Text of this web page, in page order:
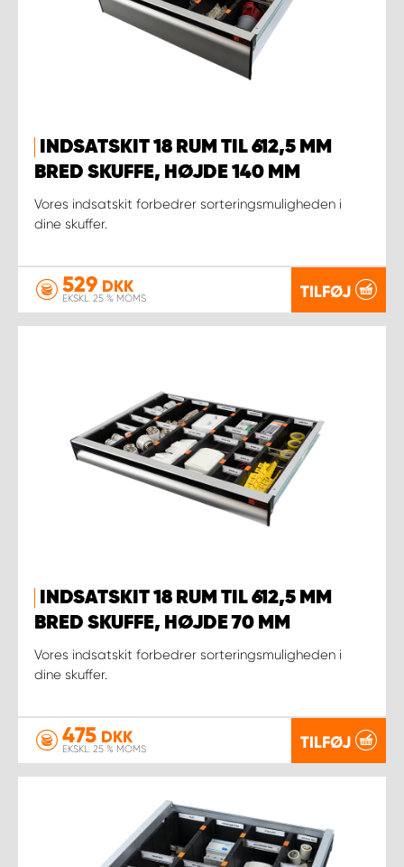
INDSATSKIT 18 RUM TIL 612,5 MM
BRED SKUFFE, HØJDE 140 MM
Vores indsatskit forbedrer sorteringsmuligheden i
dine skuffer.
529 DKK
EKSKL. 25 % MOMS TILFØJ
INDSATSKIT 18 RUM TIL 612,5 MM
BRED SKUFFE, HØJDE 70 MM
Vores indsatskit forbedrer sorteringsmuligheden i
dine skuffer.
475 DKK
EKSKL. 25 % MOMS TILFØJ